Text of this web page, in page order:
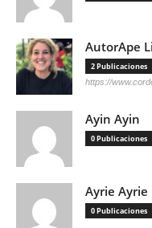
AutorApe
2 Publicaciones
https://
Ayin Ayin
0 Publicaciones
Ayrie Ayrie
0 Publicaciones